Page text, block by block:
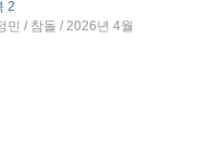
2
민 / 참돌 / 2026년 4월